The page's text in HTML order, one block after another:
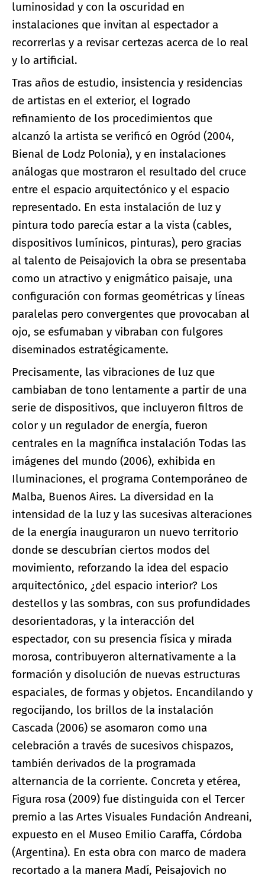
luminosidad y con la oscuridad en
instalaciones que invitan al espectador a
recorrerlas y a revisar certezas acerca de lo real
y lo artificial.
Tras años de estudio, insistencia y residencias
de artistas en el exterior, el logrado
refinamiento de los procedimientos que
alcanzó la artista se verificó en Ogród (2004,
Bienal de Lodz Polonia), y en instalaciones
análogas que mostraron el resultado del cruce
entre el espacio arquitectónico y el espacio
representado. En esta instalación de luz y
pintura todo parecía estar a la vista (cables,
dispositivos lumínicos, pinturas), pero gracias
al talento de Peisajovich la obra se presentaba
como un atractivo y enigmático paisaje, una
configuración con formas geométricas y líneas
paralelas pero convergentes que provocaban al
ojo, se esfumaban y vibraban con fulgores
diseminados estratégicamente.
Precisamente, las vibraciones de luz que
cambiaban de tono lentamente a partir de una
serie de dispositivos, que incluyeron filtros de
color y un regulador de energía, fueron
centrales en la magnífica instalación Todas las
imágenes del mundo (2006), exhibida en
Iluminaciones, el programa Contemporáneo de
Malba, Buenos Aires. La diversidad en la
intensidad de la luz y las sucesivas alteraciones
de la energía inauguraron un nuevo territorio
donde se descubrían ciertos modos del
movimiento, reforzando la idea del espacio
arquitectónico, ¿del espacio interior? Los
destellos y las sombras, con sus profundidades
desorientadoras, y la interacción del
espectador, con su presencia física y mirada
morosa, contribuyeron alternativamente a la
formación y disolución de nuevas estructuras
espaciales, de formas y objetos. Encandilando y
regocijando, los brillos de la instalación
Cascada (2006) se asomaron como una
celebración a través de sucesivos chispazos,
también derivados de la programada
alternancia de la corriente. Concreta y etérea,
Figura rosa (2009) fue distinguida con el Tercer
premio a las Artes Visuales Fundación Andreani,
expuesto en el Museo Emilio Caraffa, Córdoba
(Argentina). En esta obra con marco de madera
recortado a la manera Madí, Peisajovich no